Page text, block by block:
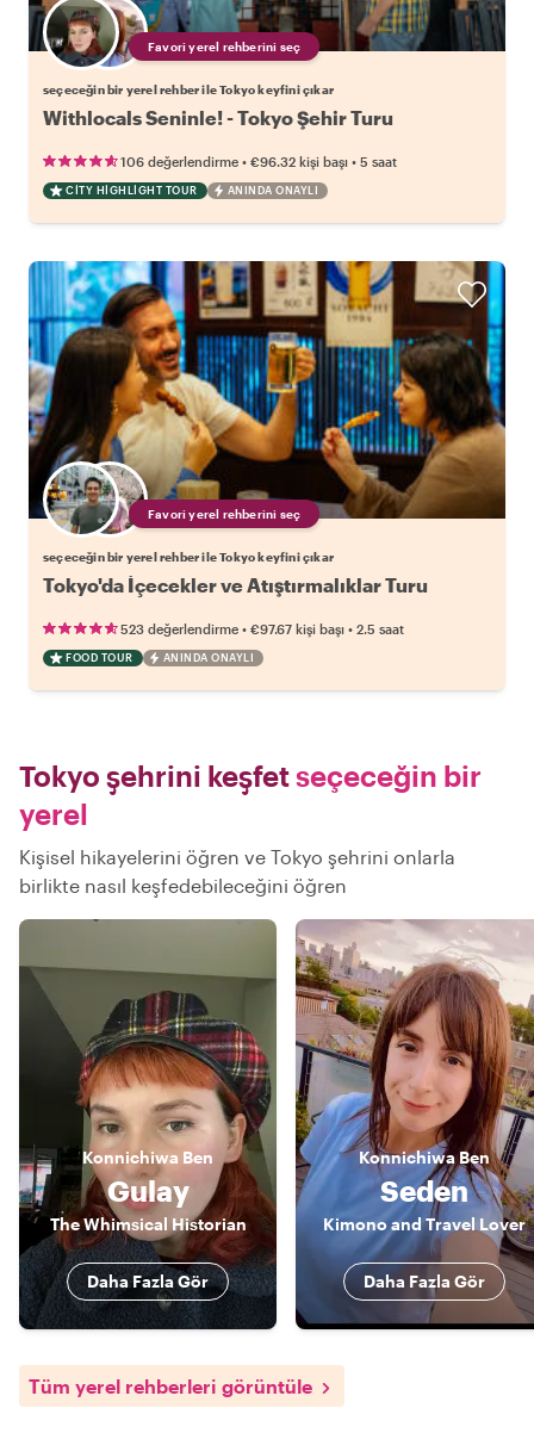
Favori yerel rehberini seç
seçeceğin bir yerel rehber ile Tokyo keyfini çıkar
Withlocals Seninle! - Tokyo Şehir Turu
106 değerlendirme • €96.32 kişi başı • 5 saat
CITY HIGHLIGHT TOUR ANINDA ONAYLI
Favori yerel rehberini seç
seçeceğin bir yerel rehber ile Tokyo keyfini çıkar
Tokyo'da İçecekler ve Atıştırmalıklar Turu
523 değerlendirme • €97.67 kişi başı • 2.5 saat
FOOD TOUR ANINDA ONAYLI
Tokyo şehrini keşfetseçeceğin bir
yerel
Kişisel hikayelerini öğren ve Tokyo şehrini onlarla
birlikte nasıl keşfedebileceğini öğren
Konnichiwa Ben
Gulay
The Whimsical Historian
Daha Fazla Gör
KonnichiwaBen
Seden
Kimono and Travel Lover
Daha Fazla Gör
Tüm yerel rehberleri görüntüle